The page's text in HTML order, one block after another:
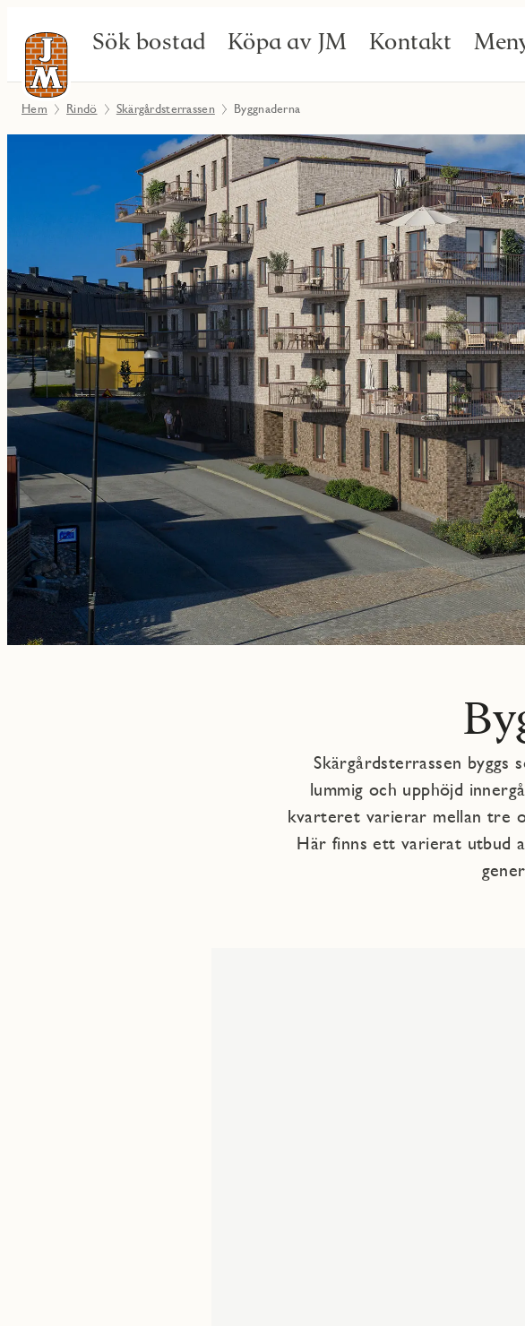
Sök bostad Köpa av JM Kontakt
Hem Rindö Skärgårdsterrassen Byggnaderna
Skärgårdsterrassen
lummig och upphöjd
kvarteret varierar mellan tre
Här finns ett varierat utbud